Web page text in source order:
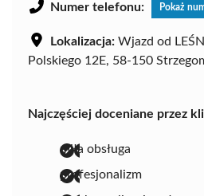
Numer telefonu: Pokaż
Lokalizacja: Wjazd od
Polskiego 12E, 58-150
Najczęściej doceniane przez
miła obsługa
profesjonalizm